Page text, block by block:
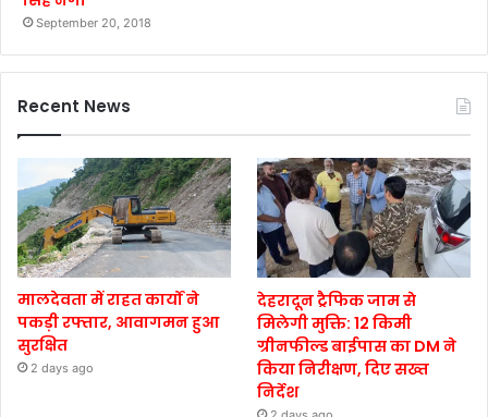
September 20, 2018
Recent News
मालदेवता में राहत कार्यों ने
पकड़ी रफ्तार, आवागमन हुआ
सुरक्षित
2 days ago
देहरादून ट्रैफिक जाम से
मिलेगी मुक्ति: 12 किमी
ग्रीनफील्ड बाईपास का DM ने
किया निरीक्षण, दिए सख्त
निर्देश